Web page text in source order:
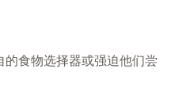
食物选择器或强迫他们尝